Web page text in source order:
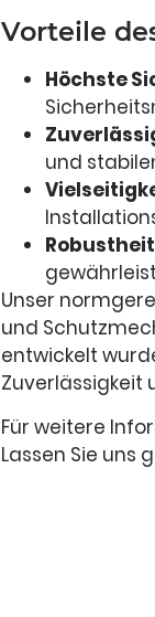
Vorteile
Höchste
und
Unser
und
entwickelt
Zuverlässigkeit
Für weitere
Lassen Sie